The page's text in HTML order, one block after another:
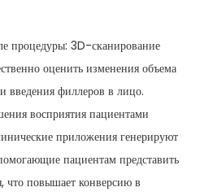
процедуры: 3D-сканирование
оценить изменения объема
введения филлеров в лицо.
восприятия пациентами
приложения генерируют
пациентам представить
что повышает конверсию в